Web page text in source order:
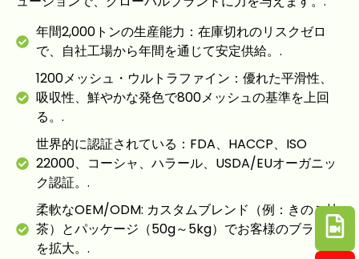
年間2,000トンの生産能力：在庫切れのリスクゼロ
で、自社工場から年間を通じて安定供給。.
1200メッシュ・ウルトラファイン：優れた平滑性、
吸収性、鮮やかな発色で800メッシュの基準を上回
る。.
世界的に認証されている：FDA、HACCP、ISO
22000、コーシャ、ハラール、USDA/EUオーガニッ
ク認証。.
柔軟なOEM/ODM: カスタムブレンド（例：きのこ抹
茶）とパッケージ（50g～5kg）でお客様のブランド
を拡大。.